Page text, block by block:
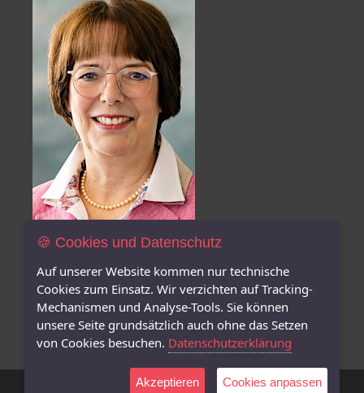
Gisela von Renteln
Stiftungsbeauftragte für
Dr. Ilse Völter-Stiftungsfonds und
Liesel Hermes-Stiftungsfonds
🍪 Cookies und Datenschutz
Auf unserer Website kommen nur technische
Cookies zum Einsatz. Wir verzichten auf Tracking-
Mechanismen und Analyse-Tools. Sie können
unsere Seite grundsätzlich auch ohne das Setzen
von Cookies besuchen. Datenschutzerklärung
Akzeptieren Cookies anpassen